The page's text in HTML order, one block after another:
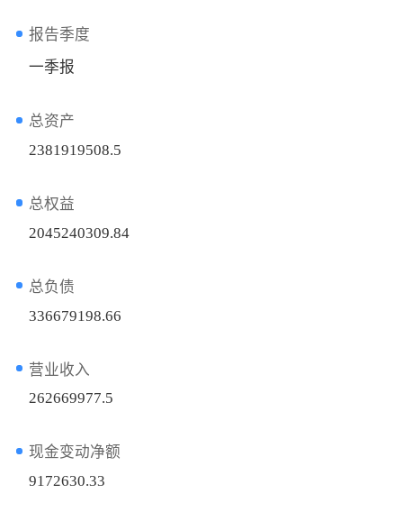
报告季度
一季报
总资产
2381919508.5
总权益
2045240309.84
总负债
336679198.66
营业收入
262669977.5
现金变动净额
9172630.33